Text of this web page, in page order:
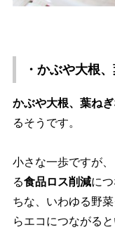
・かぶや大根
かぶや大根、葉ねぎ
るそうです。
小さな一歩ですが
る食品ロス削減に
ちな、いわゆる野
らエコにつながる